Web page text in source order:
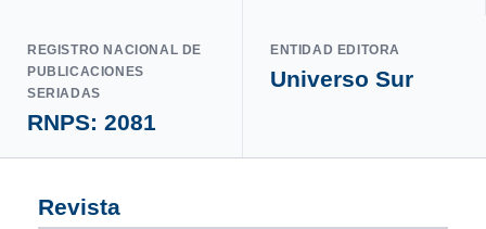
REGISTRO NACIONAL DE
PUBLICACIONES
SERIADAS
RNPS: 2081
ENTIDAD EDITORA
Universo Sur
Revista